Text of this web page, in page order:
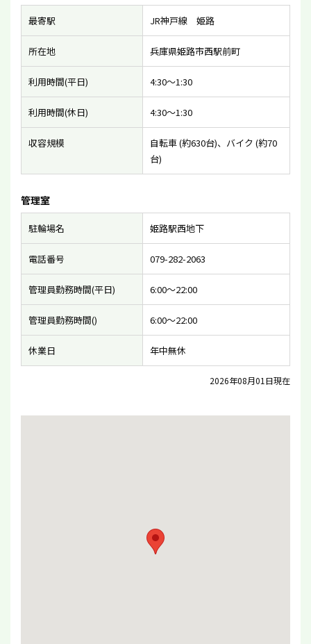
最寄駅 JR神戸線 姫路
所在地 兵庫県姫路市西駅前町
利用時間(平日) 4:30〜1:30
利用時間(休日) 4:30〜1:30
収容規模
自転車 (約630台)、バイク (約70
台)
管理室
駐輪場名 姫路駅西地下
電話番号 079-282-2063
管理員勤務時間(平日) 6:00〜22:00
管理員勤務時間() 6:00〜22:00
休業日 年中無休
2026年08月01日現在